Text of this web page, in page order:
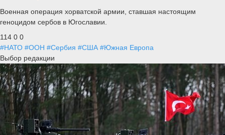
Военная операция хорватской армии, ставшая настоящим
геноцидом сербов в Югославии.
114 0 0
#НАТО #ООН #Сербия #США #Южная Европа
Выбор редакции